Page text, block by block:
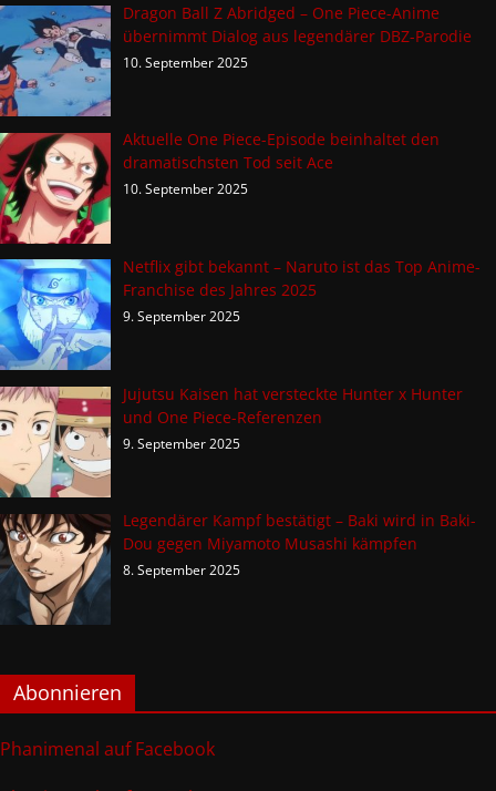
Dragon Ball Z Abridged – One Piece-Anime
übernimmt Dialog aus legendärer DBZ-Parodie
10. September 2025
Aktuelle One Piece-Episode beinhaltet den
dramatischsten Tod seit Ace
10. September 2025
Netflix gibt bekannt – Naruto ist das Top Anime-
Franchise des Jahres 2025
9. September 2025
Jujutsu Kaisen hat versteckte Hunter x Hunter
und One Piece-Referenzen
9. September 2025
Legendärer Kampf bestätigt – Baki wird in Baki-
Dou gegen Miyamoto Musashi kämpfen
8. September 2025
Abonnieren
Phanimenal auf Facebook